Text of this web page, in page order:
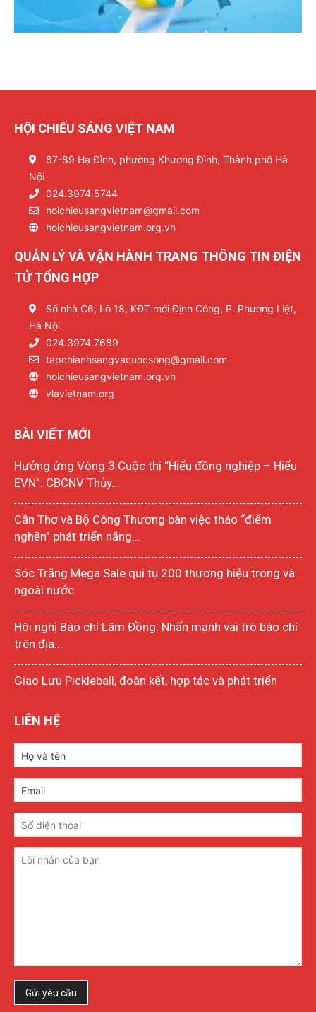
HỘI CHIẾU SÁNG VIỆT NAM
87-89 Hạ Đình, phường Khương Đình, Thành phố Hà
Nội
024.3974.5744
hoichieusangvietnam@gmail.com
hoichieusangvietnam.org.vn
QUẢN LÝ VÀ VẬN HÀNH TRANG THÔNG TIN ĐIỆN
TỬ TỔNG HỢP
Số nhà C6, Lô 18, KĐT mới Định Công, P. Phương Liệt,
Hà Nội
024.3974.7689
tapchianhsangvacuocsong@gmail.com
hoichieusangvietnam.org.vn
vlavietnam.org
BÀI VIẾT MỚI
Hưởng ứng Vòng 3 Cuộc thi “Hiểu đồng nghiệp – Hiểu
EVN”: CBCNV Thủy...
Cần Thơ và Bộ Công Thương bàn việc tháo “điểm
nghẽn” phát triển năng...
Sóc Trăng Mega Sale qui tụ 200 thương hiệu trong và
ngoài nước
Hôi nghị Báo chí Lâm Đồng: Nhấn mạnh vai trò báo chí
trên địa...
Giao Lưu Pickleball, đoàn kết, hợp tác và phát triển
LIÊN HỆ